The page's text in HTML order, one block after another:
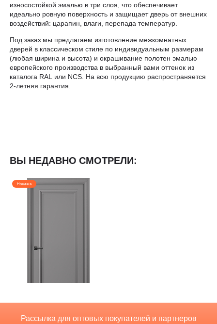
износостойкой эмалью в три слоя, что обеспечивает
идеально ровную поверхность и защищает дверь от внешних
воздействий: царапин, влаги, перепада температур.
Под заказ мы предлагаем изготовление межкомнатных
дверей в классическом стиле по индивидуальным размерам
(любая ширина и высота) и окрашивание полотен эмалью
европейского производства в выбранный вами оттенок из
каталога RAL или NCS. На всю продукцию распространяется
2-летняя гарантия.
ВЫ НЕДАВНО СМОТРЕЛИ:
Новинка
Рассылка для оптовых покупателей и партнеров